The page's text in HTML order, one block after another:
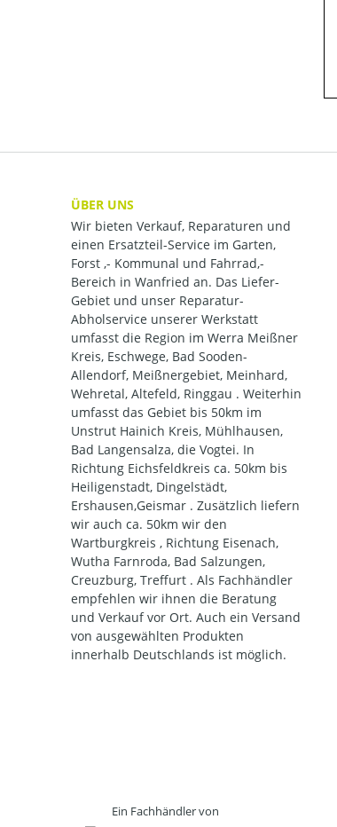
ÜBER UNS
Wir bieten Verkauf, Reparaturen und
einen Ersatzteil-Service im Garten,
Forst ,- Kommunal und Fahrrad,-
Bereich in Wanfried an. Das Liefer-
Gebiet und unser Reparatur-
Abholservice unserer Werkstatt
umfasst die Region im Werra Meißner
Kreis, Eschwege, Bad Sooden-
Allendorf, Meißnergebiet, Meinhard,
Wehretal, Altefeld, Ringgau . Weiterhin
umfasst das Gebiet bis 50km im
Unstrut Hainich Kreis, Mühlhausen,
Bad Langensalza, die Vogtei. In
Richtung Eichsfeldkreis ca. 50km bis
Heiligenstadt, Dingelstädt,
Ershausen,Geismar . Zusätzlich liefern
wir auch ca. 50km wir den
Wartburgkreis , Richtung Eisenach,
Wutha Farnroda, Bad Salzungen,
Creuzburg, Treffurt . Als Fachhändler
empfehlen wir ihnen die Beratung
und Verkauf vor Ort. Auch ein Versand
von ausgewählten Produkten
innerhalb Deutschlands ist möglich.
Ein Fachhändler von